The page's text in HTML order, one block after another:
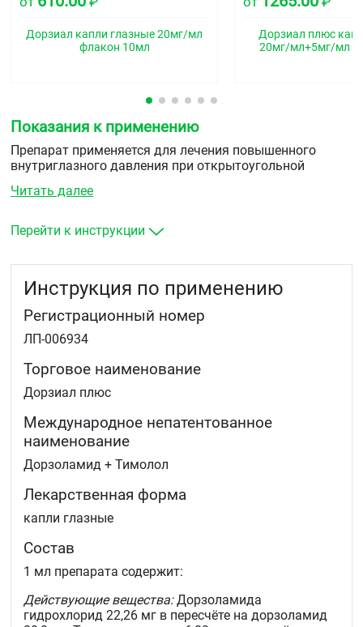
Дорзиал капли глазные 20мг/мл
флакон 10мл
Дорзиал плюс
20мг/мл+5мг/мл
Показания к применению
Препарат применяется для лечения повышенного
внутриглазного давления при открытоугольной
недостаточной эффективности монотерапии или
лечение бета-адреноблокаторами.
Читать далее
Перейти к инструкции
Инструкция по применению
Регистрационный номер
ЛП-006934
Торговое наименование
Дорзиал плюс
Международное непатентованное
наименование
Дорзоламид + Тимолол
Лекарственная форма
капли глазные
Состав
1 мл препарата содержит:
Действующие вещества:Дорзоламида
гидрохлорид 22,26 мг в пересчёте на дорзоламид